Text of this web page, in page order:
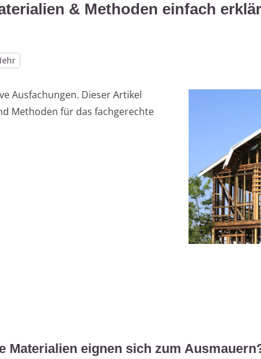
& Methoden einfach
Ausfachungen. Dieser Artikel
Methoden für das fachgerechte
Materialien eignen sich zum